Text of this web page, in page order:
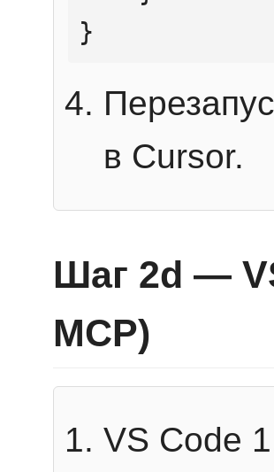
}
в Cursor.
Шаг 2d —
MCP)
VS Code